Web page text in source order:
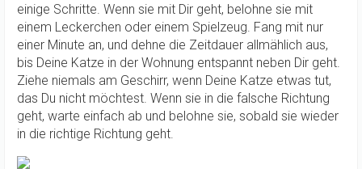
einige Schritte. Wenn sie mit Dir geht, belohne sie mit
einem Leckerchen oder einem Spielzeug. Fang mit nur
einer Minute an, und dehne die Zeitdauer allmählich aus,
bis Deine Katze in der Wohnung entspannt neben Dir geht.
Ziehe niemals am Geschirr, wenn Deine Katze etwas tut,
das Du nicht möchtest. Wenn sie in die falsche Richtung
geht, warte einfach ab und belohne sie, sobald sie wieder
in die richtige Richtung geht.